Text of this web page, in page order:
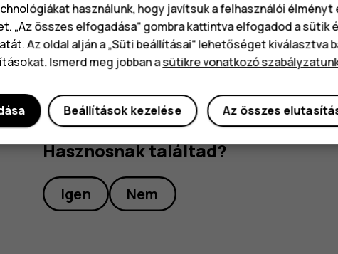
az adatátviteli költségekkel járhat. Az
tájékoztatásért forduljon hálózati
Hasznosnak találtad?
Igen Nem
használunk, hogy javítsuk a felhasználói élményt
„Az összes elfogadása“ gombra kattintva elfogadod a sütik
Az oldal alján a „Süti beállításai“ lehetőséget kiválasztva
Ismerd meg jobban asütikre vonatkozó
Az összes
Beállítások kezelése